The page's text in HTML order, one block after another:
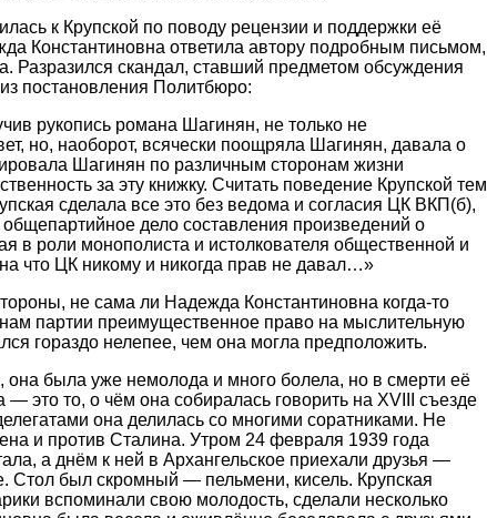
к Крупской по поводу рецензии и поддержки её
Константиновна ответила автору подробным письмом,
Разразился скандал, ставший предметом обсуждения
постановления Политбюро:
рукопись романа Шагинян, не только не
но, наоборот, всячески поощряла Шагинян, давала о
Шагинян по различным сторонам жизни
за эту книжку. Считать поведение Крупской тем
сделала все это без ведома и согласия ЦК ВКП(б),
дело составления произведений о
в роли монополиста и истолкователя общественной и
что ЦК никому и никогда прав не давал…»
не сама ли Надежда Константиновна когда-то
партии преимущественное право на мыслительную
гораздо нелепее, чем она могла предположить.
она была уже немолода и много болела, но в смерти её
это то, о чём она собиралась говорить на XVIII съезде
она делилась со многими соратниками. Не
и против Сталина. Утром 24 февраля 1939 года
а днём к ней в Архангельское приехали друзья —
Стол был скромный — пельмени, кисель. Крупская
вспоминали свою молодость, сделали несколько